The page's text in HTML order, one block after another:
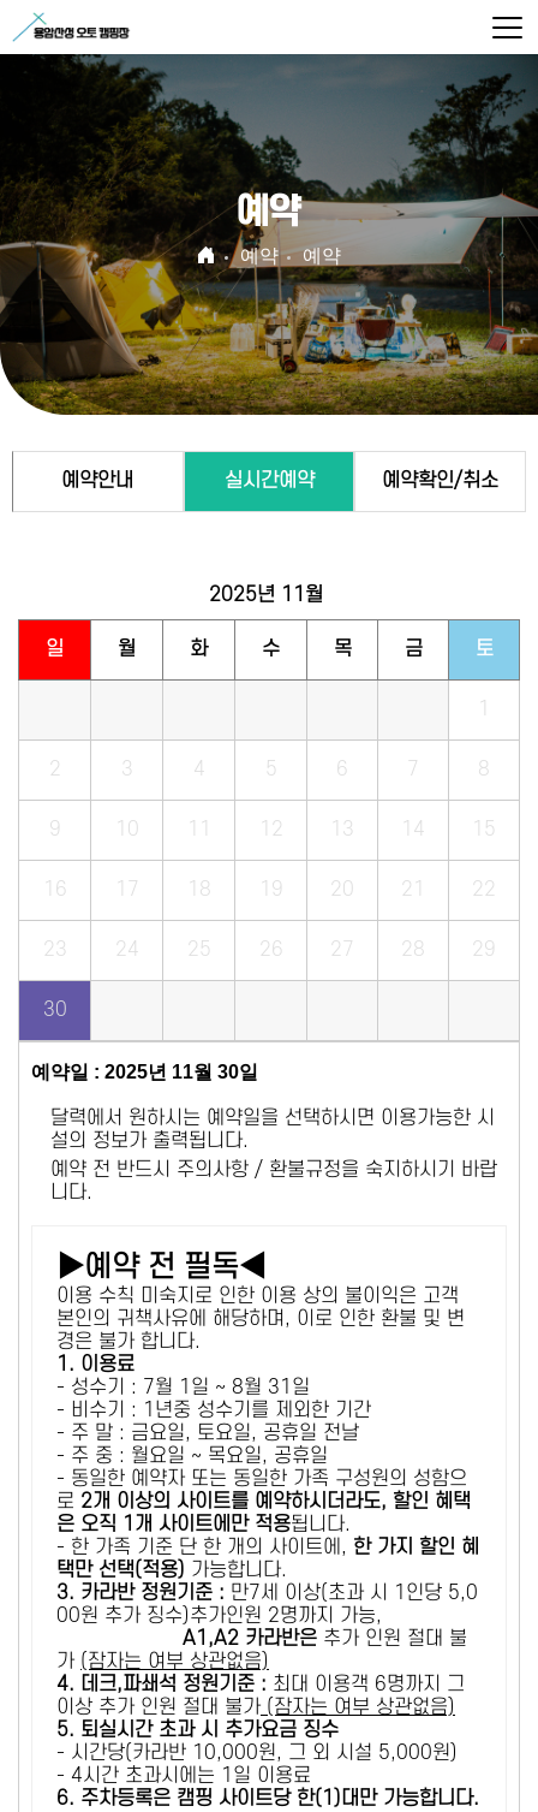
예약
예약 예약
예약안내 실시간예약 예약확인/취소
2025년 11월
일 월 화 수 목 금 토
1
2 3 4 5 6 7 8
9 10 11 12 13 14 15
16 17 18 19 20 21 22
23 24 25 26 27 28 29
30
예약일 : 2025년 11월 30일
달력에서 원하시는 예약일을 선택하시면 이용가능한 시
설의 정보가 출력됩니다.
예약 전 반드시 주의사항 / 환불규정을 숙지하시기 바랍
니다.
▶예약 전 필독◀
이용 수칙 미숙지로 인한 이용 상의 불이익은 고객
본인의 귀책사유에 해당하며, 이로 인한 환불 및 변
경은 불가 합니다.
1. 이용료
- 성수기 : 7월 1일 ~ 8월 31일
- 비수기 : 1년중 성수기를 제외한 기간
- 주 말 : 금요일, 토요일, 공휴일 전날
- 주 중 : 월요일 ~ 목요일, 공휴일
- 동일한 예약자 또는 동일한 가족 구성원의 성함으
로 2개 이상의 사이트를 예약하시더라도, 할인 혜택
은 오직 1개 사이트에만 적용됩니다.
- 한 가족 기준 단 한 개의 사이트에, 한 가지 할인 혜
택만 선택(적용) 가능합니다.
3. 카라반 정원기준 : 만7세 이상(초과 시 1인당 5,0
00원 추가 징수)추가인원 2명까지 가능,
A1,A2 카라반은 추가 인원 절대 불
가 (잠자는 여부 상관없음)
4. 데크,파쇄석 정원기준 : ​최대 이용객 6명까지 그
이상 추가 인원 절대 불가 (잠자는 여부 상관없음)
5. 퇴실시간 초과 시 추가요금 징수
- 시간당(카라반 10,000원, 그 외 시설 5,000원)
- 4시간 초과시에는 1일 이용료
6. 주차등록은 캠핑 사이트당 한(1)대만 가능합니다.